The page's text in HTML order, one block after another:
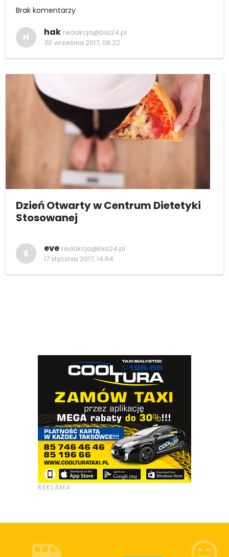
Brak komentarzy
H hak redakcja@bia24.pl
30 września 2017, 08:22
Dzień Otwarty w Centrum Dietetyki
Stosowanej
E eve redakcja@bia24.pl
17 stycznia 2017, 14:04